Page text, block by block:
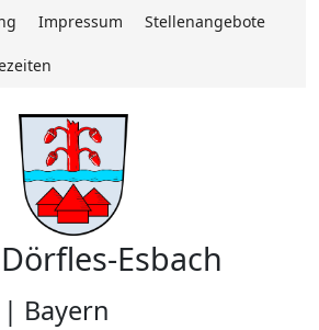
Impressum Stellenangebote
Esbach
Bayern